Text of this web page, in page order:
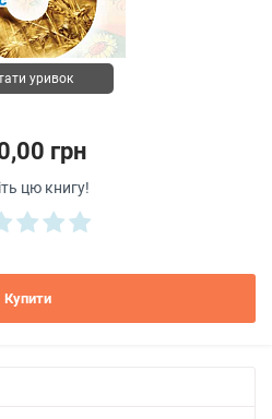
уривок
грн
цю книгу!
Купити